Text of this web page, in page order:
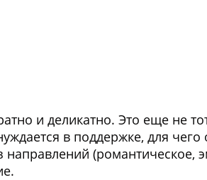
и деликатно. Это еще не
в поддержке, для чего
(романтическое,